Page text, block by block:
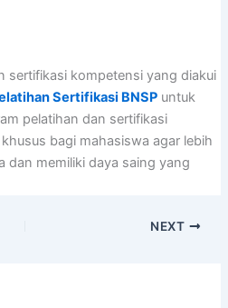
sertifikasi kompetensi yang diakui
Sertifikasi BNSPuntuk
pelatihan dan sertifikasi
bagi mahasiswa agar lebih
dan memiliki daya saing yang
NEXT